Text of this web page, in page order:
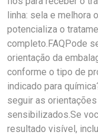
linha: sela e melhora
potencializa o
completo.FAQPode
orientação da
conforme o tipo de
indicado para
seguir as
sensibilizados.Se
resultado visível,